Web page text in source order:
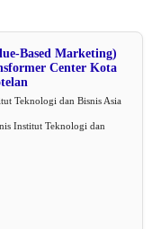
Based Marketing)
Center Kota
Teknologi dan Bisnis Asia
Institut Teknologi dan